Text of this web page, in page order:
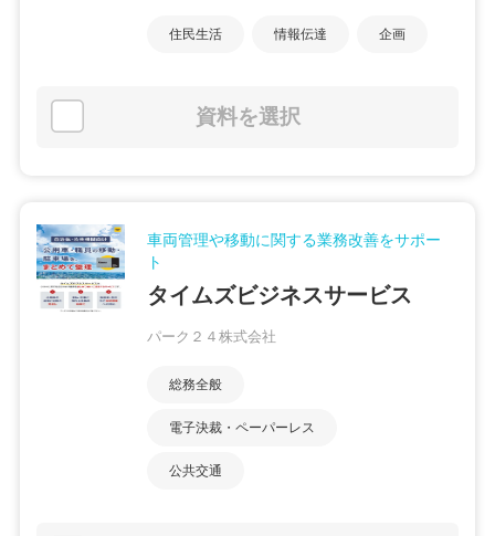
住民生活 情報伝達 企画
資料を選択
車両管理や移動に関する業務改善をサポー
ト
タイムズビジネスサービス
パーク２４株式会社
総務全般
電子決裁・ペーパーレス
公共交通